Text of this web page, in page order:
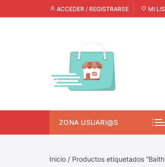
ACCEDER / REGISTRARSE MI
ZONA USUARI@S
Inicio / Productos etiquetados